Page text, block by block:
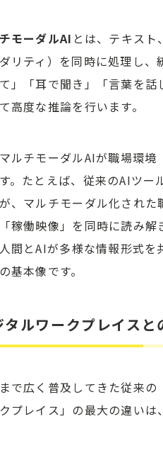
モーダルAI とは、テキス
ダリティ）を同時に処理し
」「耳で聞き」「言葉を
高度な推論を行います。
ルチモーダルAIが職場環
。たとえば、従来のAIツ
、マルチモーダル化され
稼働映像」を同時に読み
間とAIが多様な情報形式
基本像です。
タルワークプレイスと
で広く普及してきた従来
プレイス」の最大の違いは